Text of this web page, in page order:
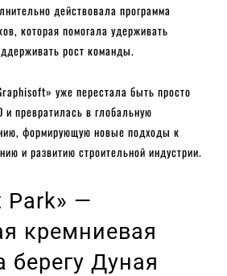
действовала программа
которая помогала удерживать
рост команды.
уже перестала быть просто
и превратилась в глобальную
формирующую новые подходы к
и развитию строительной индустрии.
Park» —
кремниевая
берегу Дуная